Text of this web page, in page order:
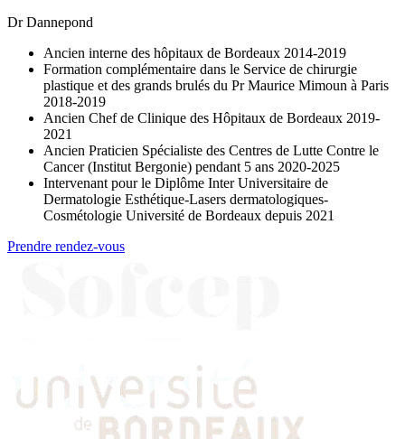
Dr Dannepond
Ancien interne des hôpitaux de Bordeaux 2014-2019
Formation complémentaire dans le Service de chirurgie
plastique et des grands brulés du Pr Maurice Mimoun à Paris
2018-2019
Ancien Chef de Clinique des Hôpitaux de Bordeaux 2019-
2021
Ancien Praticien Spécialiste des Centres de Lutte Contre le
Cancer (Institut Bergonie) pendant 5 ans 2020-2025
Intervenant pour le Diplôme Inter Universitaire de
Dermatologie Esthétique-Lasers dermatologiques-
Cosmétologie Université de Bordeaux depuis 2021
Prendre rendez-vous